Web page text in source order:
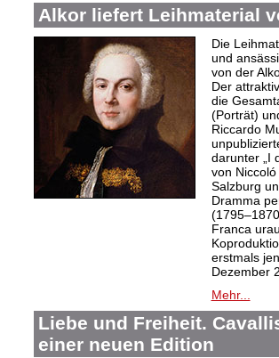
Alkor liefert Leihmaterial
Die
und
von der
Der
die
(Porträt)
Riccardo
darunter „I
von
Salzburg
Dramma
Franca
erstmals
Dezember
Mehr...
Liebe und Freiheit.
einer neuen Edition